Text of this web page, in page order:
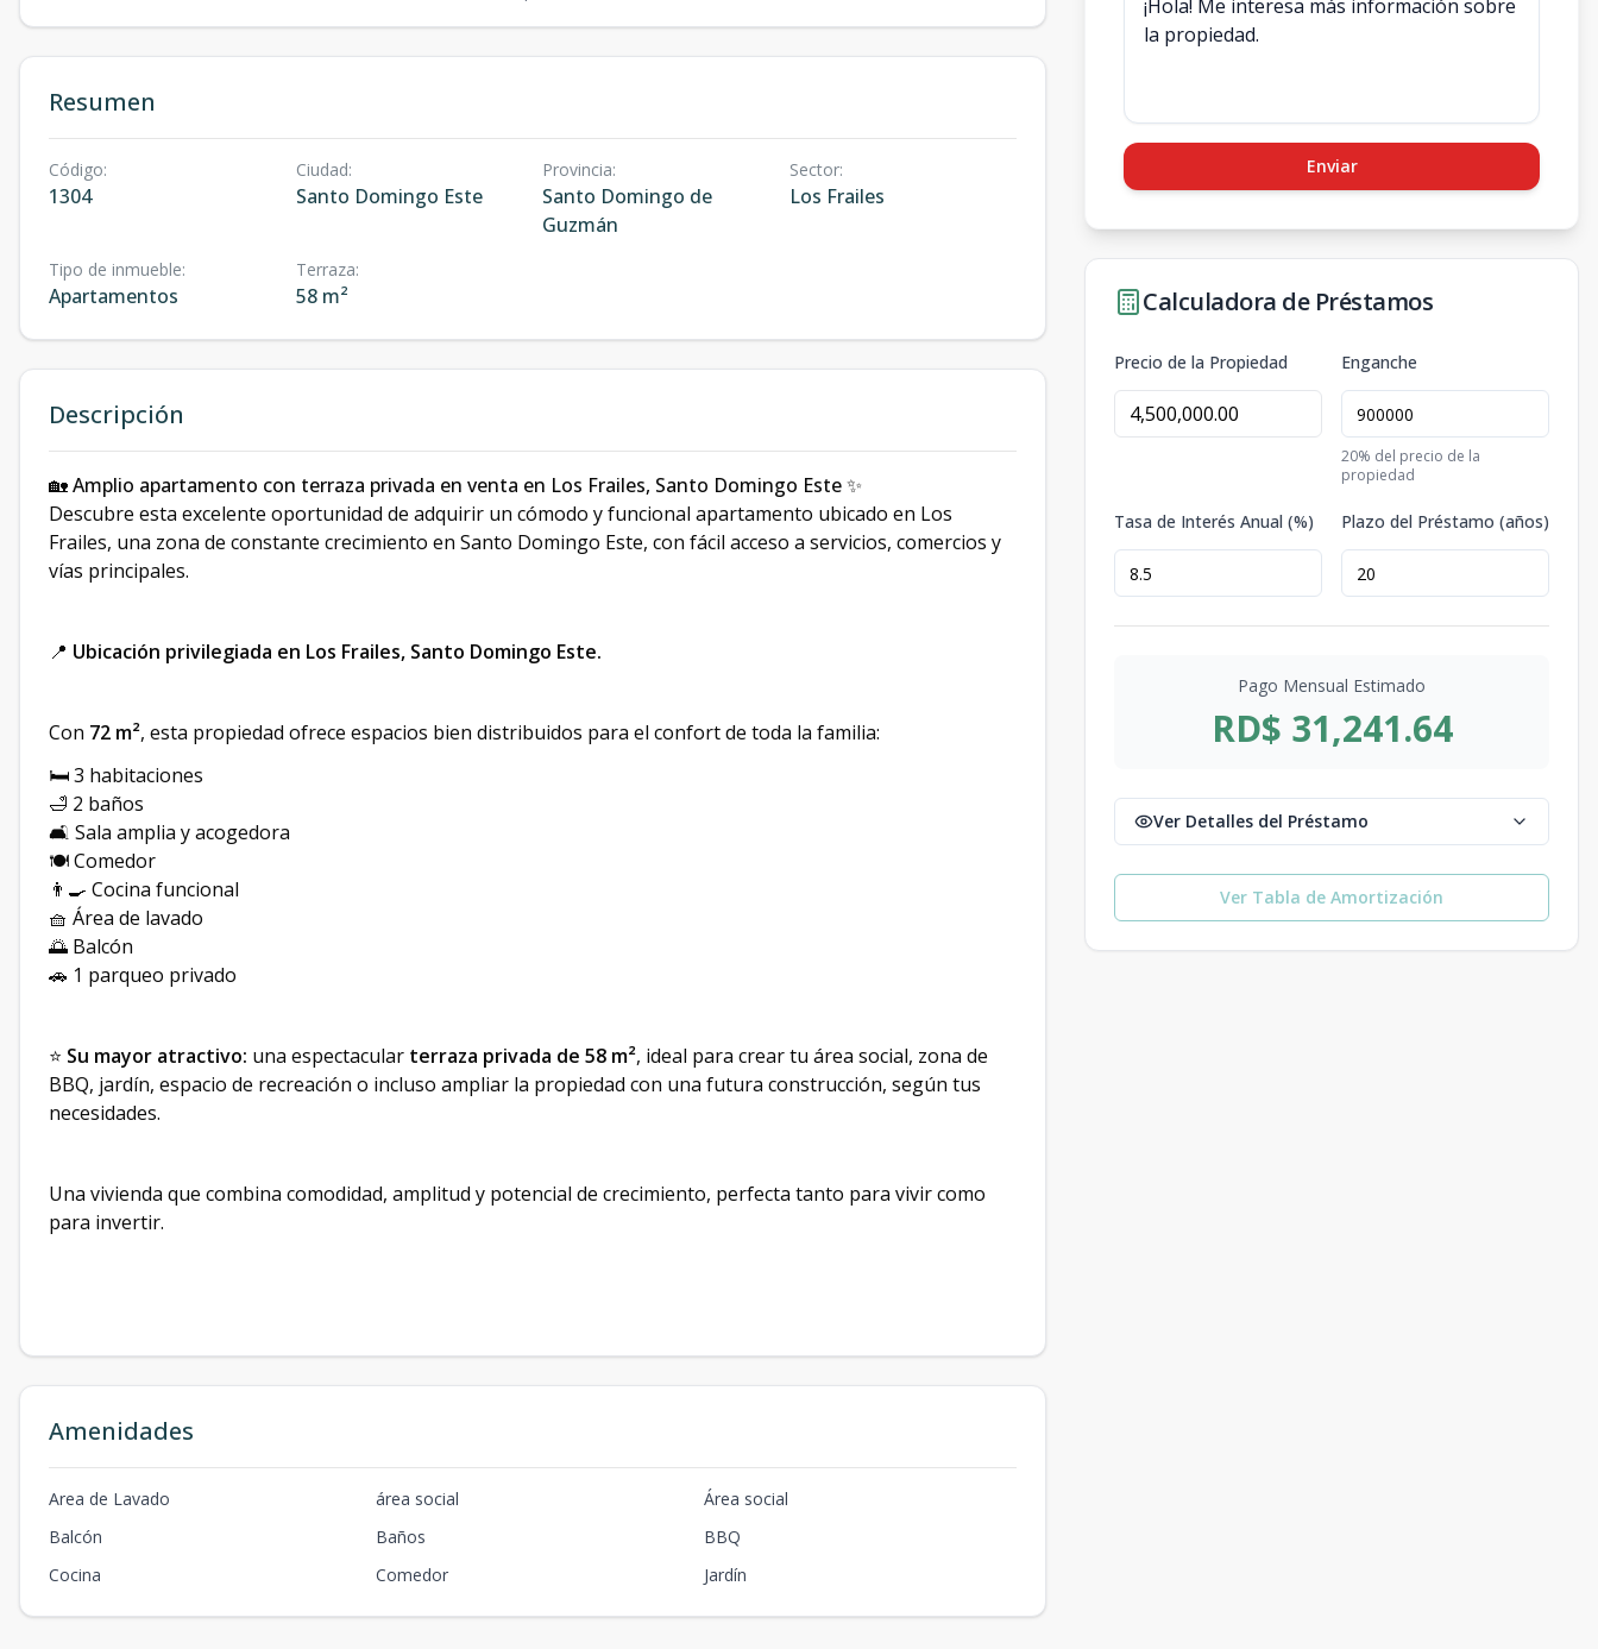
Resumen
Código:
1304
Ciudad:
Santo Domingo Este
Provincia:
Santo Domingo de
Guzmán
Sector:
Los Frailes
Tipo de inmueble:
Apartamentos
Terraza:
58 m²
Descripción
🏡 Amplio apartamento con terraza privada en venta en Los Frailes, Santo Domingo Este ✨
Descubre esta excelente oportunidad de adquirir un cómodo y funcional apartamento ubicado en Los
Frailes, una zona de constante crecimiento en Santo Domingo Este, con fácil acceso a servicios, comercios y
vías principales.
📍 Ubicación privilegiada en Los Frailes, Santo Domingo Este.
Con 72 m², esta propiedad ofrece espacios bien distribuidos para el confort de toda la familia:
🛏️ 3 habitaciones
🛁 2 baños
🛋️ Sala amplia y acogedora
🍽️ Comedor
👨‍🍳 Cocina funcional
🧺 Área de lavado
🌅 Balcón
🚗 1 parqueo privado
⭐ Su mayor atractivo: una espectacular terraza privada de 58 m², ideal para crear tu área social, zona de
BBQ, jardín, espacio de recreación o incluso ampliar la propiedad con una futura construcción, según tus
necesidades.
Una vivienda que combina comodidad, amplitud y potencial de crecimiento, perfecta tanto para vivir como
para invertir.
Amenidades
Area de Lavado área social
Área social
Balcón
Baños
BBQ
Cocina
Comedor Jardín
Enviar
Calculadora de Préstamos
Precio de la Propiedad Enganche
20% del precio de la
propiedad
Tasa de Interés Anual (%) Plazo del Préstamo (años)
Pago Mensual Estimado
RD$ 31,241.64
Ver Detalles del Préstamo
Ver Tabla de Amortización